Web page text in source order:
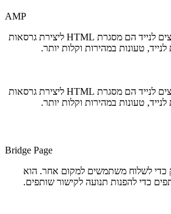
AMP
נוצרו על ידי גוגל, דפים מואצים לנייד הם מסגרת HTML ליצירת גרסאות
טעונות במהירות וקלות יותר.
נוצרו על ידי גוגל, דפים מואצים לנייד הם מסגרת HTML ליצירת גרסאות
טעונות במהירות וקלות יותר.
Bridge Page
כדי לשלוח משתמשים למקום אחר. הוא
כדי להפנות תנועה לקישור שותפים.